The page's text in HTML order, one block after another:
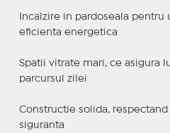
Incalzire in pardoseala pentru
eficienta energetica
Spatii vitrate mari, ce asigura
parcursul zilei
Constructie solida,
siguranta